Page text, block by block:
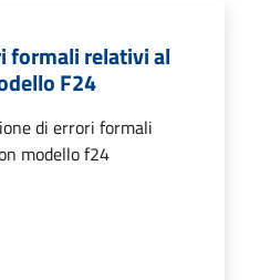
formali relativi al
F24
di errori formali
modello f24